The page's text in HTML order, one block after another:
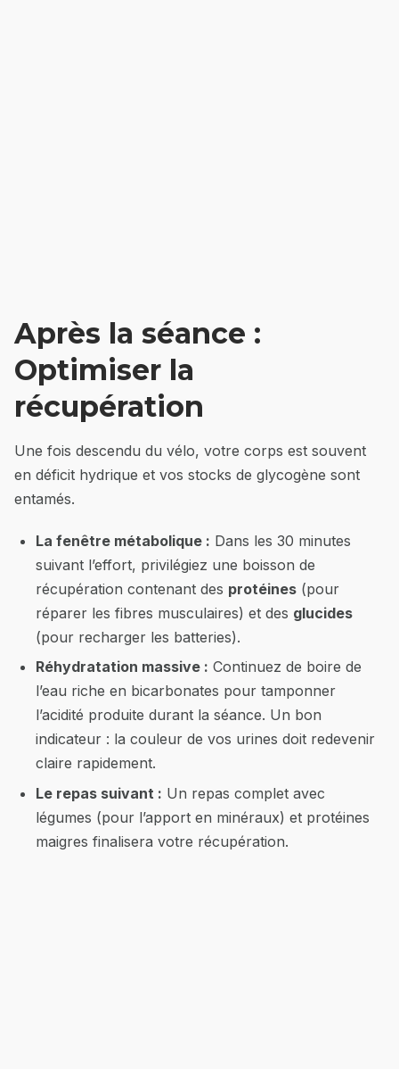
Après la séance :
Optimiser la
récupération
Une fois descendu du vélo, votre corps est souvent
en déficit hydrique et vos stocks de glycogène sont
entamés.
La fenêtre métabolique : Dans les 30 minutes
suivant l’effort, privilégiez une boisson de
récupération contenant des protéines (pour
réparer les fibres musculaires) et des glucides
(pour recharger les batteries).
Réhydratation massive : Continuez de boire de
l’eau riche en bicarbonates pour tamponner
l’acidité produite durant la séance. Un bon
indicateur : la couleur de vos urines doit redevenir
claire rapidement.
Le repas suivant : Un repas complet avec
légumes (pour l’apport en minéraux) et protéines
maigres finalisera votre récupération.